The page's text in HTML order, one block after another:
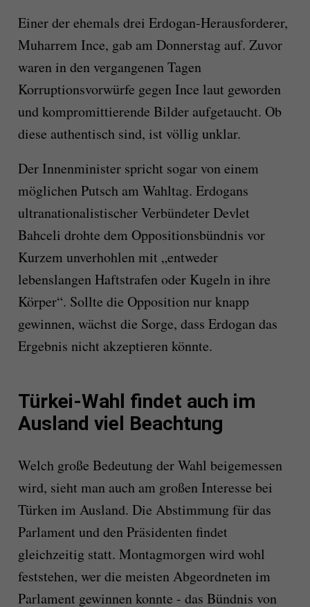
Einer der ehemals drei Erdogan-Herausforderer,
Muharrem Ince, gab am Donnerstag auf. Zuvor
waren in den vergangenen Tagen
Korruptionsvorwürfe gegen Ince laut geworden
und kompromittierende Bilder aufgetaucht. Ob
diese authentisch sind, ist völlig unklar.
Der Innenminister spricht sogar von einem
möglichen Putsch am Wahltag. Erdogans
ultranationalistischer Verbündeter Devlet
Bahceli drohte dem Oppositionsbündnis vor
Kurzem unverhohlen mit „entweder
lebenslangen Haftstrafen oder Kugeln in ihre
Körper“. Sollte die Opposition nur knapp
gewinnen, wächst die Sorge, dass Erdogan das
Ergebnis nicht akzeptieren könnte.
Türkei-Wahl findet auch im
Ausland viel Beachtung
Welch große Bedeutung der Wahl beigemessen
wird, sieht man auch am großen Interesse bei
Türken im Ausland. Die Abstimmung für das
Parlament und den Präsidenten findet
gleichzeitig statt. Montagmorgen wird wohl
feststehen, wer die meisten Abgeordneten im
Parlament gewinnen konnte - das Bündnis von